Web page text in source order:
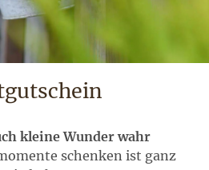
kleine Wunder wahr
schenken ist ganz